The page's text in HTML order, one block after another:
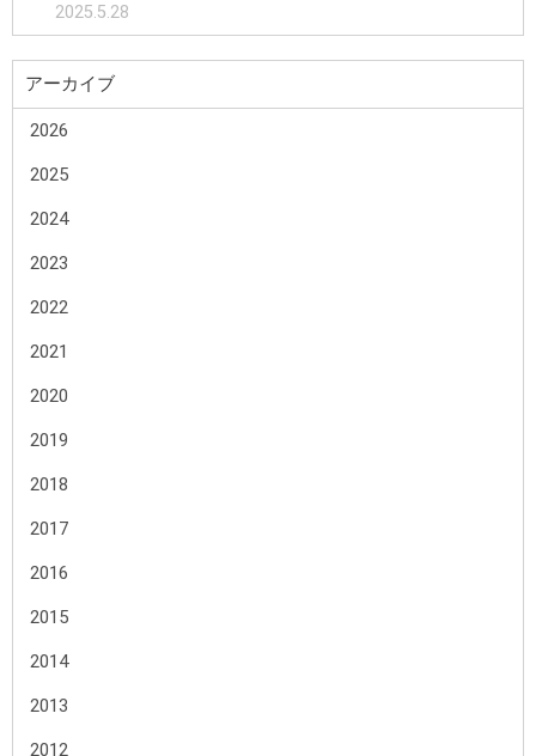
2025.5.28
アーカイブ
2026
2025
2024
2023
2022
2021
2020
2019
2018
2017
2016
2015
2014
2013
2012